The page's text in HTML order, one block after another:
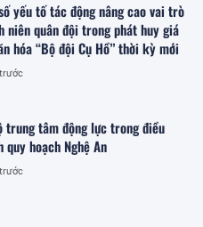
yếu tố tác động nâng cao vai trò
niên quân đội trong phát huy giá
hóa “Bộ đội Cụ Hồ” thời kỳ mới
trung tâm động lực trong điều
quy hoạch Nghệ An